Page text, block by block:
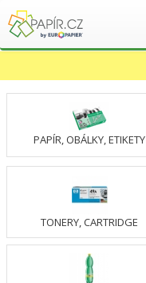
PAPÍR, OBÁLKY, ETIKETY
TONERY, CARTRIDGE